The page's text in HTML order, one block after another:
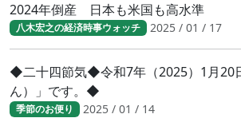
2024年倒産 日本も米国も高水準
八木宏之の経済時事ウォッチ 2025 / 01 / 17
◆二十四節気◆令和7年（2025）1月20
ん）」です。◆
季節のお便り 2025 / 01 / 14